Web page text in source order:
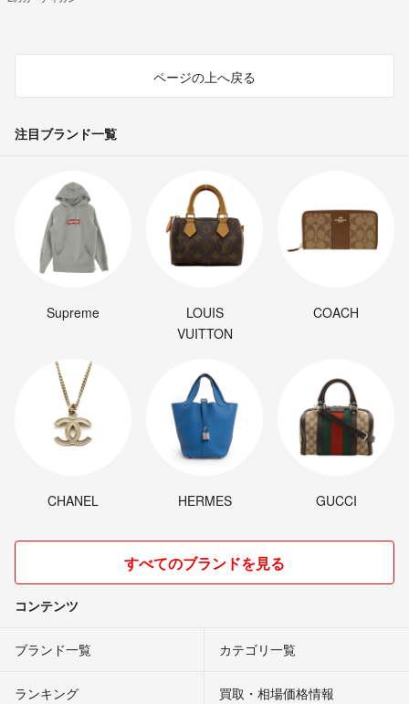
ページの上へ戻る
注目ブランド一覧
Supreme
LOUIS
VUITTON
COACH
CHANEL HERMES GUCCI
すべてのブランドを見る
コンテンツ
ブランド一覧 カテゴリ一覧
ランキング 買取・相場価格情報